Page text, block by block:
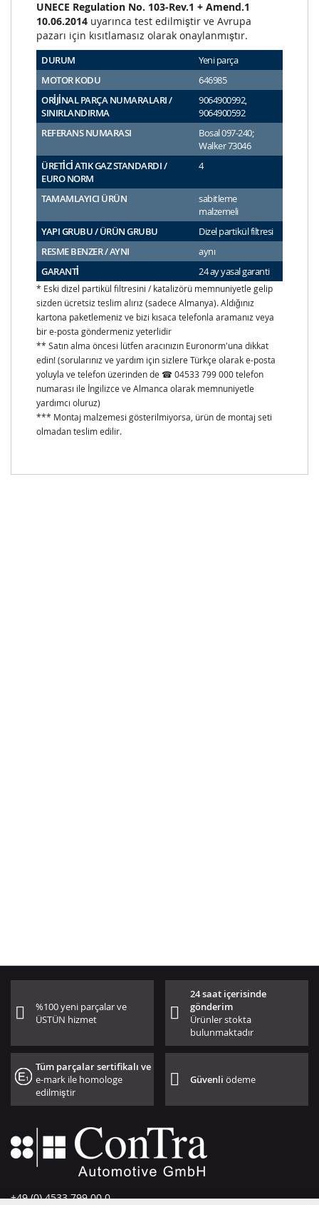
UNECE Regulation No. 103-Rev.1 + Amend.1
10.06.2014 uyarınca test edilmiştir ve Avrupa
pazarı için kısıtlamasız olarak onaylanmıştır.
DURUM
Yeni parça
MOTOR KODU
646985
ORİJİNAL PARÇA NUMARALARI /
SINIRLANDIRMA
9064900992,
9064900592
REFERANS NUMARASI
Bosal 097-240;
Walker 73046
ÜRETİCİ ATIK GAZ STANDARDI /
EURO NORM
4
TAMAMLAYICI ÜRÜN
sabitleme
malzemeli
YAPI GRUBU / ÜRÜN GRUBU
Dizel partikül filtresi
RESME BENZER / AYNI
aynı
GARANTİ
24 ay yasal garanti
* Eski dizel partikül filtresini / katalizörü memnuniyetle gelip
sizden ücretsiz teslim alırız (sadece Almanya). Aldığınız
kartona paketlemeniz ve bizi kısaca telefonla aramanız veya
bir e-posta göndermeniz yeterlidir
** Satın alma öncesi lütfen aracınızın Euronorm'una dikkat
edin! (sorularınız ve yardım için sizlere Türkçe olarak e-posta
yoluyla ve telefon üzerinden de ☎ 04533 799 000 telefon
numarası ile İngilizce ve Almanca olarak memnuniyetle
yardımcı oluruz)
*** Montaj malzemesi gösterilmiyorsa, ürün de montaj seti
olmadan teslim edilir.
%100 yeni parçalar ve
ÜSTÜN hizmet
24 saat içerisinde
gönderim
Ürünler stokta
bulunmaktadır
Tüm parçalar sertifikalı ve
e-mark ile homologe
edilmiştir
Güvenliödeme
+49 (0) 4533 799 00 0